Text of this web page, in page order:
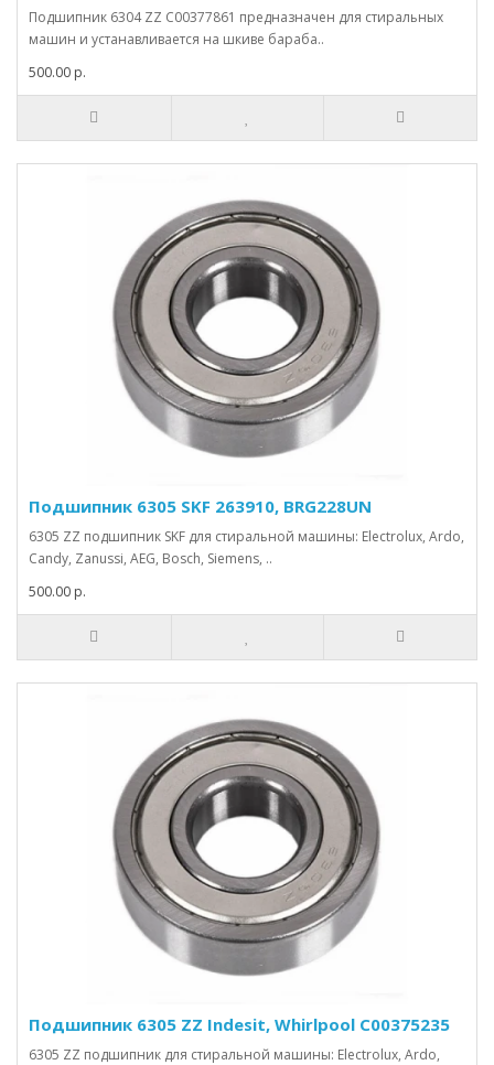
Подшипник 6304 ZZ С00377861 предназначен для стиральных
машин и устанавливается на шкиве бараба..
500.00 р.
Подшипник 6305 SKF 263910, BRG228UN
6305 ZZ подшипник SKF для стиральной машины: Electrolux, Ardo,
Candy, Zanussi, AEG, Bosch, Siemens, ..
500.00 р.
Подшипник 6305 ZZ Indesit, Whirlpool C00375235
6305 ZZ подшипник для стиральной машины: Electrolux, Ardo,